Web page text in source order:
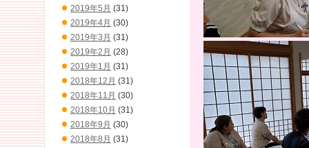
2019年5月 (31)
2019年4月 (30)
2019年3月 (31)
2019年2月 (28)
2019年1月 (31)
2018年12月 (31)
2018年11月 (30)
2018年10月 (31)
2018年9月 (30)
2018年8月 (31)